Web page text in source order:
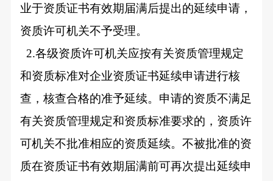
业于资质证书有效期届满后提出的延续申请，
资质许可机关不予受理。
2.各级资质许可机关应按有关资质管理规定
和资质标准对企业资质证书延续申请进行核
查，核查合格的准予延续。申请的资质不满足
有关资质管理规定和资质标准要求的，资质许
可机关不批准相应的资质延续。不被批准的资
质在资质证书有效期届满前可再次提出延续申